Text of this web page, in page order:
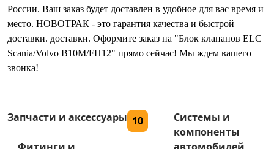
России. Ваш заказ будет доставлен в удобное для вас время и
место. НОВОТРАК - это гарантия качества и быстрой
доставки. доставки. Оформите заказ на "Блок клапанов ELC
Scania/Volvo B10M/FH12" прямо сейчас! Мы ждем вашего
звонка!
Запчасти и аксессуары 10
Системы и
компоненты